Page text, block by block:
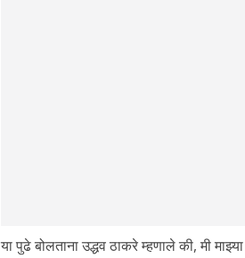
या पुढे बोलताना उद्धव ठाकरे म्हणाले की, मी